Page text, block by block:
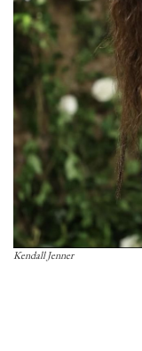
Kendall Jenner